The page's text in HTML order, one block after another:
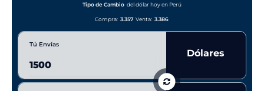
Tipo de Cambio del dólar hoy en Perú
Compra: 3.357 Venta: 3.386
Tú Envías
Dólares